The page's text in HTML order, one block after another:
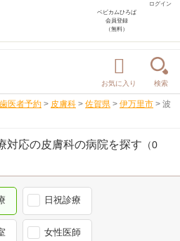
ログイン
ベビカムひろば
会員登録
（無料）
お気に入り 検索
医者予約 > 皮膚科 > 佐賀県 > 伊万里市 > 波
対応の皮膚科の病院を探す （0
日祝診療
女性医師